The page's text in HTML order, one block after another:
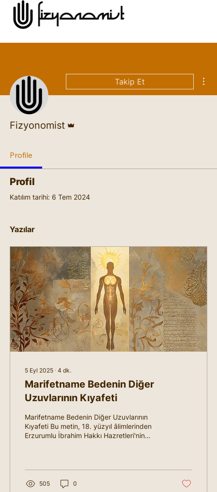
Takip Et
Fizyonomist
Profile
Profil
Katılım tarihi: 6 Tem 2024
Yazılar
5 Eyl 2025 ∙ 4 dk.
Marifetname Bedenin Diğer
Uzuvlarının Kıyafeti
Marifetname Bedenin Diğer Uzuvlarının
Kıyafeti Bu metin, 18. yüzyıl âlimlerinden
Erzurumlu İbrahim Hakkı Hazretleri'nin
505 0